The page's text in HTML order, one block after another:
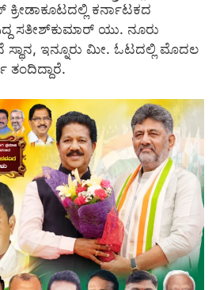
ಕರ್ನಾಟಕದ
ಸತೀಶ್‍ಕುಮಾರ್ ಯು. ನೂರು
ಇನ್ನೂರು ಮೀ. ಓಟದಲ್ಲಿ ಮೊದಲ
ತಂದಿದ್ದಾರೆ.